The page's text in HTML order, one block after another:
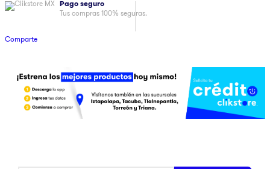
Pago seguro
Tus compras 100% seguras.
Comparte